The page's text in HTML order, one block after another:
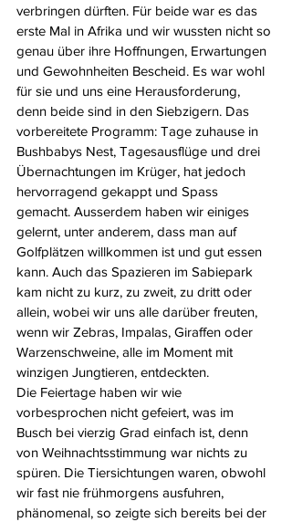
verbringen dürften. Für beide war es das
erste Mal in Afrika und wir wussten nicht so
genau über ihre Hoffnungen, Erwartungen
und Gewohnheiten Bescheid. Es war wohl
für sie und uns eine Herausforderung,
denn beide sind in den Siebzigern. Das
vorbereitete Programm: Tage zuhause in
Bushbabys Nest, Tagesausflüge und drei
Übernachtungen im Krüger, hat jedoch
hervorragend gekappt und Spass
gemacht. Ausserdem haben wir einiges
gelernt, unter anderem, dass man auf
Golfplätzen willkommen ist und gut essen
kann. Auch das Spazieren im Sabiepark
kam nicht zu kurz, zu zweit, zu dritt oder
allein, wobei wir uns alle darüber freuten,
wenn wir Zebras, Impalas, Giraffen oder
Warzenschweine, alle im Moment mit
winzigen Jungtieren, entdeckten.
Die Feiertage haben wir wie
vorbesprochen nicht gefeiert, was im
Busch bei vierzig Grad einfach ist, denn
von Weihnachtsstimmung war nichts zu
spüren. Die Tiersichtungen waren, obwohl
wir fast nie frühmorgens ausfuhren,
phänomenal, so zeigte sich bereits bei der